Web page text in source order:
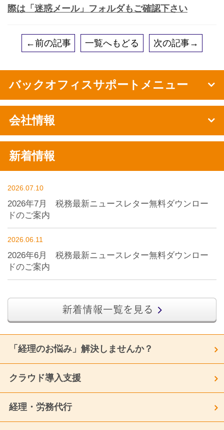
際は「迷惑メール」フォルダもご確認下さい
←前の記事 一覧へもどる 次の記事→
バックオフィスサポートメニュー
会社情報
新着情報
2026.07.10
2026年7月 税務最新ニュースレター無料ダウンロー
ドのご案内
2026.06.11
2026年6月 税務最新ニュースレター無料ダウンロー
ドのご案内
「経理のお悩み」解決しませんか？
クラウド導入支援
経理・労務代行